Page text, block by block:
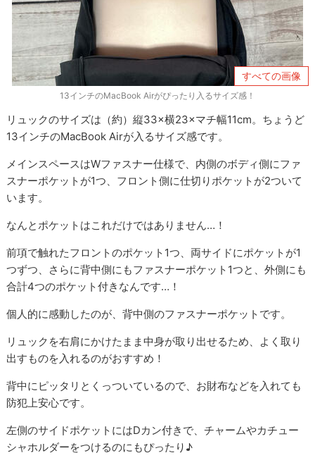
すべての画像
13インチのMacBook Airがぴったり入るサイズ感！
リュックのサイズは（約）縦33×横23×マチ幅11cm。ちょうど
13インチのMacBook Airが入るサイズ感です。
メインスペースはWファスナー仕様で、内側のボディ側にファ
スナーポケットが1つ、フロント側に仕切りポケットが2ついて
います。
なんとポケットはこれだけではありません…！
前項で触れたフロントのポケット1つ、両サイドにポケットが1
つずつ、さらに背中側にもファスナーポケット1つと、外側にも
合計4つのポケット付きなんです…！
個人的に感動したのが、背中側のファスナーポケットです。
リュックを右肩にかけたまま中身が取り出せるため、よく取り
出すものを入れるのがおすすめ！
背中にピッタリとくっついているので、お財布などを入れても
防犯上安心です。
左側のサイドポケットにはDカン付きで、チャームやカチュー
シャホルダーをつけるのにもぴったり♪